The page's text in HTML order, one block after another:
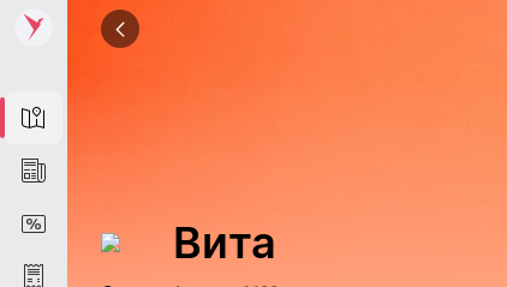
Map
News
DiscountCard
Purchases
Вита